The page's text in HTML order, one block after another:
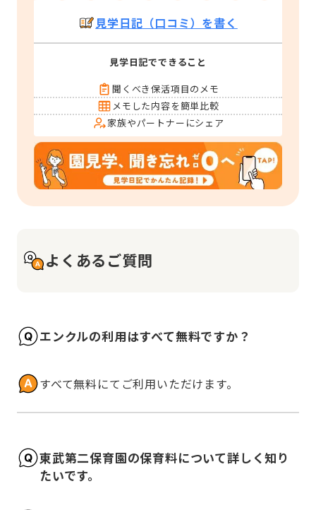
見学日記（口コミ）を書く
見学日記でできること
聞くべき保活項目のメモ
メモした内容を簡単比較
家族やパートナーにシェア
よくあるご質問
エンクルの利用はすべて無料ですか？
すべて無料にてご利用いただけます。
東武第二保育園の保育料について詳しく知り
たいです。